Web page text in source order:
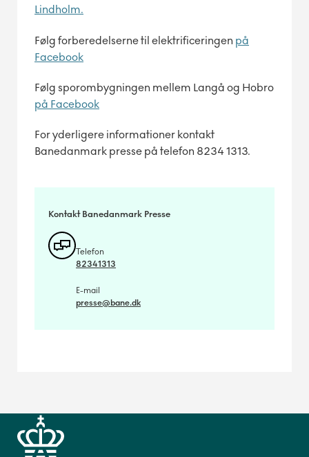
Lindholm.
Følg forberedelserne til elektrificeringen på
Facebook
Følg sporombygningen mellem Langå og Hobro
på Facebook
For yderligere informationer kontakt
Banedanmark presse på telefon 8234 1313.
Kontakt Banedanmark Presse
Telefon
82341313
E-mail
presse@bane.dk